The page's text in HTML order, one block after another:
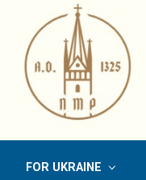
Skip to main content
FOR UKRAINE